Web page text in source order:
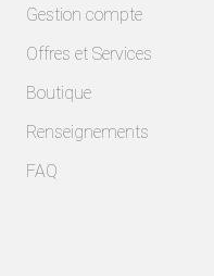
Gestion compte
Offres et Services
Boutique
Renseignements
FAQ